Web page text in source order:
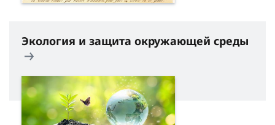
Экология и защита окружающей среды